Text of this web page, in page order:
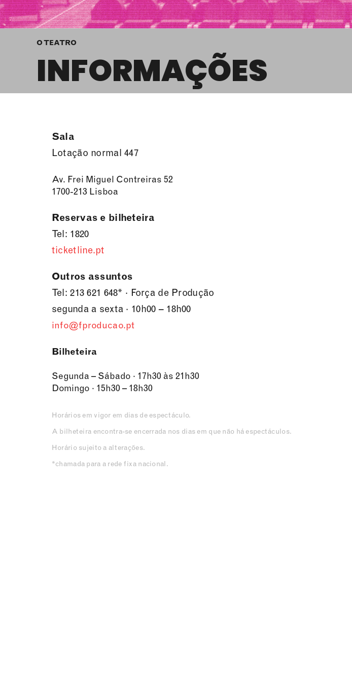
O TEATRO
INFORMAÇÕES
Sala
Lotação normal 447
Av. Frei Miguel Contreiras 52
1700-213 Lisboa
Reservas e bilheteira
Tel: 1820
ticketline.pt
Outros assuntos
Tel: 213 621 648* · Força de Produção
segunda a sexta · 10h00 – 18h00
info@fproducao.pt
Bilheteira
Segunda – Sábado · 17h30 às 21h30
Domingo · 15h30 – 18h30
Horários em vigor em dias de espectáculo.
A bilheteira encontra-se encerrada nos dias em que não há espectáculos.
Horário sujeito a alterações.
*chamada para a rede fixa nacional.